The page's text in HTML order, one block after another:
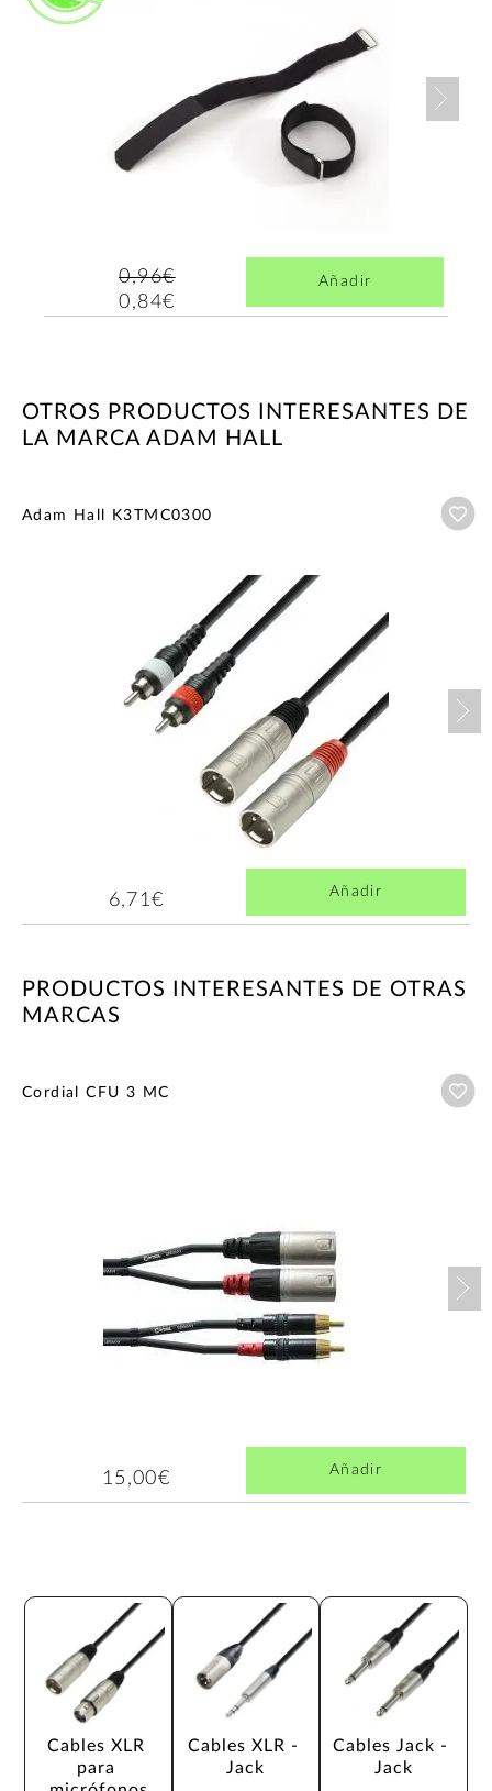
0,96€
0,84€
Añadir
OTROS PRODUCTOS INTERESANTES DE
LA MARCA ADAM HALL
Adam Hall K3TMC0300
6,71€ Añadir
PRODUCTOS INTERESANTES DE OTRAS
MARCAS
Cordial CFU 3 MC
15,00€ Añadir
Cables XLR
para
Cables XLR -
Jack
Cables Jack -
Jack